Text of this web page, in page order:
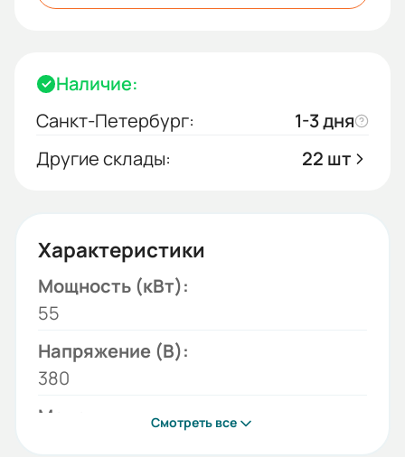
Наличие:
Санкт-Петербург:
1-3 дня
Другие склады:
22 шт
Характеристики
Мощность (кВт):
55
Напряжение (В):
380
Модель:
Смотреть все